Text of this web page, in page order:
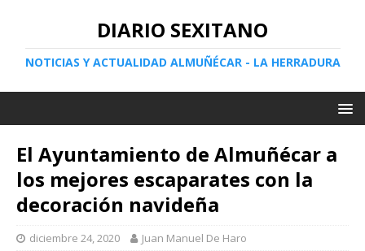
DIARIO SEXITANO
NOTICIAS Y ACTUALIDAD ALMUÑÉCAR - LA HERRADURA
El Ayuntamiento de Almuñécar a
los mejores escaparates con la
decoración navideña
diciembre 24, 2020 Juan Manuel De Haro